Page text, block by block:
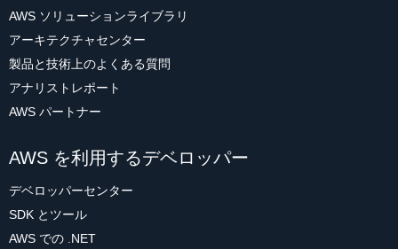
AWS ソリューションライブラリ
アーキテクチャセンター
製品と技術上のよくある質問
アナリストレポート
AWS パートナー
AWS を利用するデベロッパー
デベロッパーセンター
SDK とツール
AWS での .NET